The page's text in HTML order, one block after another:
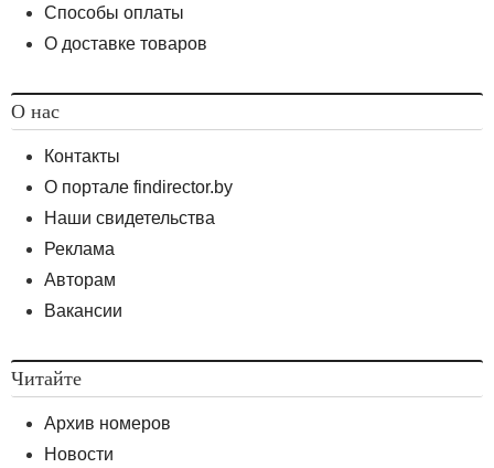
Способы оплаты
О доставке товаров
О нас
Контакты
О портале findirector.by
Наши свидетельства
Реклама
Авторам
Вакансии
Читайте
Архив номеров
Новости